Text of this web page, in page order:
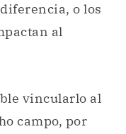
o los
al
vincularlo al
campo, por